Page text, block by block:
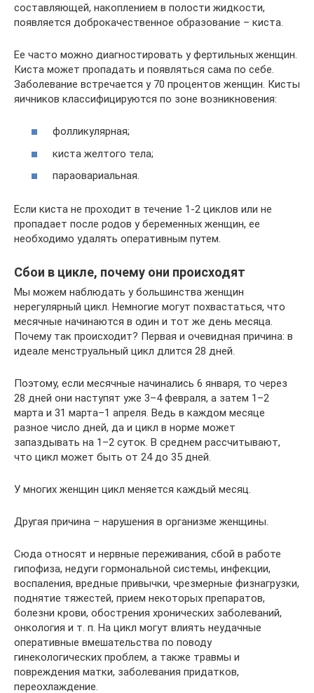
составляющей, накоплением в полости жидкости,
появляется доброкачественное образование – киста.
Ее часто можно диагностировать у фертильных женщин.
Киста может пропадать и появляться сама по себе.
Заболевание встречается у 70 процентов женщин. Кисты
яичников классифицируются по зоне возникновения:
фолликулярная;
киста желтого тела;
параовариальная.
Если киста не проходит в течение 1-2 циклов или не
пропадает после родов у беременных женщин, ее
необходимо удалять оперативным путем.
Сбои в цикле, почему они происходят
Мы можем наблюдать у большинства женщин
нерегулярный цикл. Немногие могут похвастаться, что
месячные начинаются в один и тот же день месяца.
Почему так происходит? Первая и очевидная причина: в
идеале менструальный цикл длится 28 дней.
Поэтому, если месячные начинались 6 января, то через
28 дней они наступят уже 3–4 февраля, а затем 1–2
марта и 31 марта–1 апреля. Ведь в каждом месяце
разное число дней, да и цикл в норме может
запаздывать на 1–2 суток. В среднем рассчитывают,
что цикл может быть от 24 до 35 дней.
У многих женщин цикл меняется каждый месяц.
Другая причина – нарушения в организме женщины.
Сюда относят и нервные переживания, сбой в работе
гипофиза, недуги гормональной системы, инфекции,
воспаления, вредные привычки, чрезмерные физнагрузки,
поднятие тяжестей, прием некоторых препаратов,
болезни крови, обострения хронических заболеваний,
онкология и т. п. На цикл могут влиять неудачные
оперативные вмешательства по поводу
гинекологических проблем, а также травмы и
повреждения матки, заболевания придатков,
переохлаждение.